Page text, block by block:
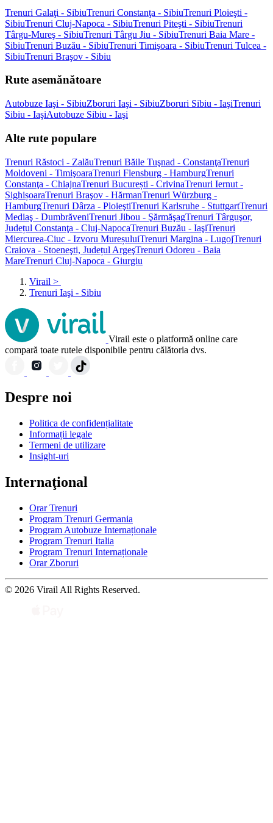
Trenuri Galaţi - SibiuTrenuri Constanţa - SibiuTrenuri Ploieşti -
SibiuTrenuri Cluj-Napoca - SibiuTrenuri Piteşti - SibiuTrenuri
Târgu-Mureş - SibiuTrenuri Târgu Jiu - SibiuTrenuri Baia Mare -
SibiuTrenuri Buzău - SibiuTrenuri Timişoara - SibiuTrenuri Tulcea -
SibiuTrenuri Braşov - Sibiu
Rute asemănătoare
Autobuze Iaşi - SibiuZboruri Iaşi - SibiuZboruri Sibiu - IaşiTrenuri
Sibiu - IaşiAutobuze Sibiu - Iaşi
Alte rute populare
Trenuri Răstoci - ZalăuTrenuri Băile Tuşnad - ConstanţaTrenuri
Moldoveni - TimişoaraTrenuri Flensburg - HamburgTrenuri
Constanţa - ChiajnaTrenuri București - CrivinaTrenuri Iernut -
SighișoaraTrenuri Braşov - HărmanTrenuri Würzburg -
HamburgTrenuri Dârza - PloieştiTrenuri Karlsruhe - StuttgartTrenuri
Mediaş - DumbrăveniTrenuri Jibou - ŞărmăşagTrenuri Târguşor,
Județul Constanţa - Cluj-NapocaTrenuri Buzău - IaşiTrenuri
Miercurea-Ciuc - Izvoru MureșuluiTrenuri Margina - LugojTrenuri
Craiova - Stoeneşti, Județul ArgeşTrenuri Odoreu - Baia
MareTrenuri Cluj-Napoca - Giurgiu
Virail >
Trenuri Iaşi - Sibiu
Virail este o platformă online care
compară toate rutele disponibile pentru călătoria dvs.
Despre noi
Politica de confidențialitate
Informații legale
Termeni de utilizare
Insight-uri
Internaţional
Orar Trenuri
Program Trenuri Germania
Program Autobuze Internaționale
Program Trenuri Italia
Program Trenuri Internaționale
Orar Zboruri
© 2026 Virail All Rights Reserved.